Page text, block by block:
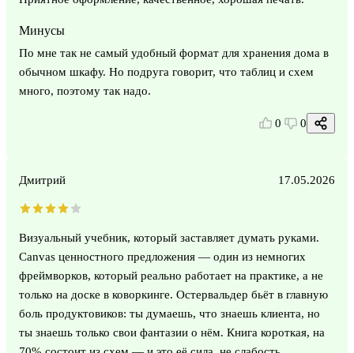
Минусы
По мне так не самый удобный формат для хранения дома в
обычном шкафу. Но подруга говорит, что таблиц и схем
много, поэтому так надо.
0 0
Дмитрий 17.05.2026
Визуальный учебник, который заставляет думать руками.
Canvas ценностного предложения — один из немногих
фреймворков, который реально работает на практике, а не
только на доске в коворкинге. Остервальдер бьёт в главную
боль продуктовиков: ты думаешь, что знаешь клиента, но
ты знаешь только свои фантазии о нём. Книга короткая, на